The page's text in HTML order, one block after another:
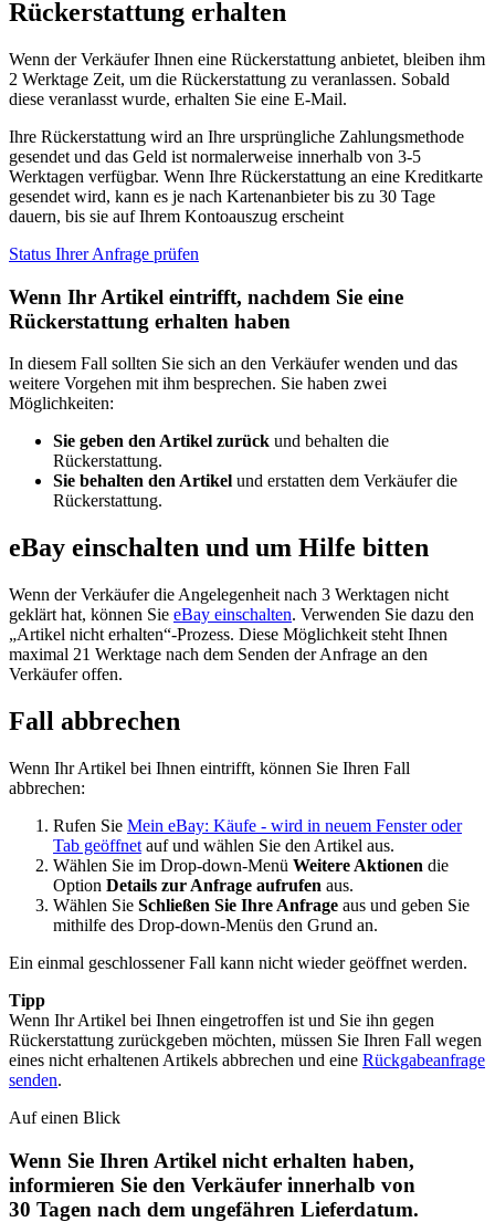
Rückerstattung erhalten
Wenn der Verkäufer Ihnen eine Rückerstattung anbietet, bleiben ihm
2 Werktage Zeit, um die Rückerstattung zu veranlassen. Sobald
diese veranlasst wurde, erhalten Sie eine E-Mail.
Ihre Rückerstattung wird an Ihre ursprüngliche Zahlungsmethode
gesendet und das Geld ist normalerweise innerhalb von 3-5
Werktagen verfügbar. Wenn Ihre Rückerstattung an eine Kreditkarte
gesendet wird, kann es je nach Kartenanbieter bis zu 30 Tage
dauern, bis sie auf Ihrem Kontoauszug erscheint
Status Ihrer Anfrage prüfen
Wenn Ihr Artikel eintrifft, nachdem Sie eine
Rückerstattung erhalten haben
In diesem Fall sollten Sie sich an den Verkäufer wenden und das
weitere Vorgehen mit ihm besprechen. Sie haben zwei
Möglichkeiten:
Sie geben den Artikel zurück und behalten die
Rückerstattung.
Sie behalten den Artikel und erstatten dem Verkäufer die
Rückerstattung.
eBay einschalten und um Hilfe bitten
Wenn der Verkäufer die Angelegenheit nach 3 Werktagen nicht
geklärt hat, können Sie eBay einschalten. Verwenden Sie dazu den
„Artikel nicht erhalten“-Prozess. Diese Möglichkeit steht Ihnen
maximal 21 Werktage nach dem Senden der Anfrage an den
Verkäufer offen.
Fall abbrechen
Wenn Ihr Artikel bei Ihnen eintrifft, können Sie Ihren Fall
abbrechen:
Rufen Sie Mein eBay: Käufe - wird in neuem Fenster oder
Tab geöffnet auf und wählen Sie den Artikel aus.
Wählen Sie im Drop-down-Menü Weitere Aktionen die
Option Details zur Anfrage aufrufen aus.
Wählen Sie Schließen Sie Ihre Anfrage aus und geben Sie
mithilfe des Drop-down-Menüs den Grund an.
Ein einmal geschlossener Fall kann nicht wieder geöffnet werden.
Tipp
Wenn Ihr Artikel bei Ihnen eingetroffen ist und Sie ihn gegen
Rückerstattung zurückgeben möchten, müssen Sie Ihren Fall wegen
eines nicht erhaltenen Artikels abbrechen und eine Rückgabeanfrage
senden.
Auf einen Blick
Wenn Sie Ihren Artikel nicht erhalten haben,
informieren Sie den Verkäufer innerhalb von
30 Tagen nach dem ungefähren Lieferdatum.